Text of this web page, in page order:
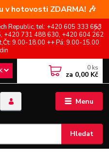
v hotovosti ZDARMA! 🎶
Republic, tel: +420 605 333 663
+420 731 488 630, +420 604 262
9.00-18.00 ++ Pá: 9.00-15.00
Menu
Hledat
0 ks
za 0,00 Kč